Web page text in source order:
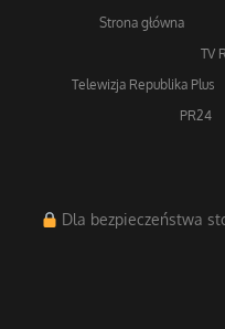
Strona główna
TV
Telewizja Republika Plus
PR24
Dla bezpieczeństwa